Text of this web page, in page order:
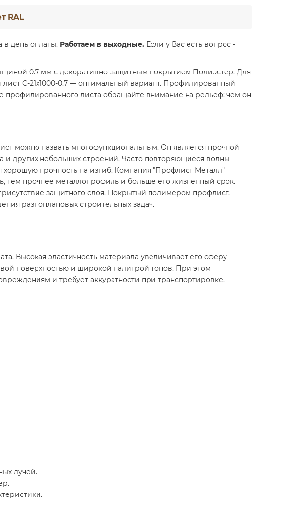
RAL
в день оплаты. Работаем в выходные. Если у Вас есть вопрос -
0.7 мм с декоративно-защитным покрытием Полиэстер. Для
C-21х1000-0.7 — оптимальный вариант. Профилированный
профилированного листа обращайте внимание на рельеф: чем он
можно назвать многофункциональным. Он является прочной
и других небольших строений. Часто повторяющиеся волны
прочность на изгиб. Компания "Профлист Металл"
тем прочнее металлопрофиль и больше его жизненный срок.
защитного слоя. Покрытый полимером профлист,
разноплановых строительных задач.
Высокая эластичность материала увеличивает его сферу
поверхностью и широкой палитрой тонов. При этом
и требует аккуратности при транспортировке.
лучей.